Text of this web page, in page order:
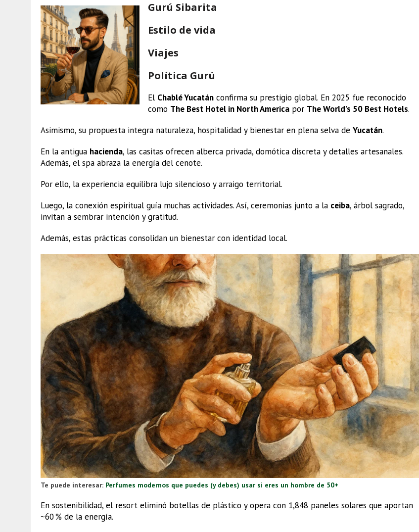
Gurú Sibarita
Estilo de vida
Viajes
Política Gurú
El Chablé Yucatán confirma su prestigio global. En 2025 fue reconocido
como The Best Hotel in North America por The World’s 50 Best Hotels.
Asimismo, su propuesta integra naturaleza, hospitalidad y bienestar en plena selva de Yucatán.
En la antigua hacienda, las casitas ofrecen alberca privada, domótica discreta y detalles artesanales.
Además, el spa abraza la energía del cenote.
Por ello, la experiencia equilibra lujo silencioso y arraigo territorial.
Luego, la conexión espiritual guía muchas actividades. Así, ceremonias junto a la ceiba, árbol sagrado,
invitan a sembrar intención y gratitud.
Además, estas prácticas consolidan un bienestar con identidad local.
Te puede interesar: Perfumes modernos que puedes (y debes) usar si eres un hombre de 50+
En sostenibilidad, el resort eliminó botellas de plástico y opera con 1,848 paneles solares que aportan
~60 % de la energía.